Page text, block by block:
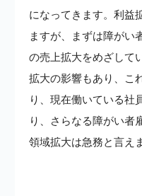
になってきます。利益
ますが、まずは障がい
の売上拡大をめざして
拡大の影響もあり、こ
り、現在働いている社
り、さらなる障がい者
領域拡大は急務と言え